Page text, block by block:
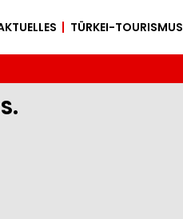
TÜRKEI-TOURISMUS